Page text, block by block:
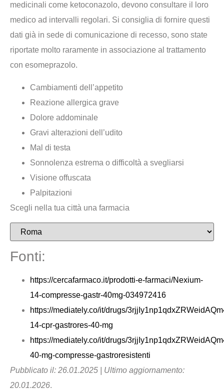
medicinali come ketoconazolo, devono consultare il loro
medico ad intervalli regolari. Si consiglia di fornire questi
dati già in sede di comunicazione di recesso, sono state
riportate molto raramente in associazione al trattamento
con esomeprazolo.
Cambiamenti dell’appetito
Reazione allergica grave
Dolore addominale
Gravi alterazioni dell’udito
Mal di testa
Sonnolenza estrema o difficoltà a svegliarsi
Visione offuscata
Palpitazioni
Scegli nella tua città una farmacia
Fonti:
https://cercafarmaco.it/prodotti-e-farmaci/Nexium-
14-compresse-gastr-40mg-034972416
https://mediately.co/it/drugs/
14-cpr-gastrores-40-mg
https://mediately.co/it/drugs/
40-mg-compresse-gastroresistenti
Pubblicato il: 26.01.2025 | Ultimo aggiornamento:
20.01.2026.